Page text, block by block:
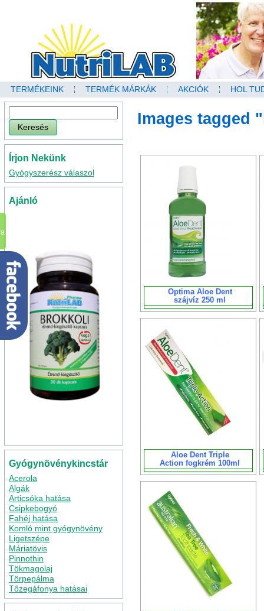
TERMÉKEINK TERMÉK MÁRKÁK AKCIÓK HOL
Írjon Nekünk
Gyógyszerész válaszol
Ajánló
Gyógynövénykincstár
Acerola
Algák
Articsóka hatása
Csipkebogyó
Fahéj hatása
Komló mint gyógynövény
Ligetszépe
Máriatövis
Pinnothin
Tökmagolaj
Törpepálma
Tőzegáfonya hatásai
Images tagged
Optima Aloe Dent
szájvíz 250 ml
Aloe Dent Triple
Action fogkrém 100ml